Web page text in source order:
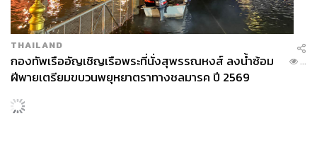
THAILAND
กองทัพเรืออัญเชิญเรือพระที่นั่งสุพรรณหงส์ ลงน้ำซ้อม
ฝีพายเตรียมขบวนพยุหยาตราทางชลมารค ปี 2569
...